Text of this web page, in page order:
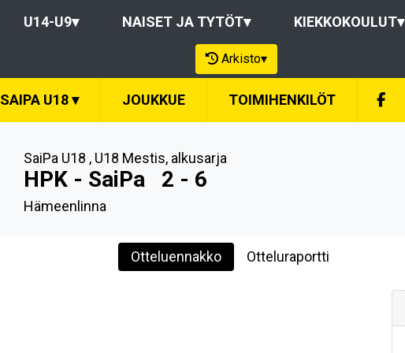
U14-U9▾ NAISET JA TYTÖT▾ KIEKKOKOULUT▾
Arkisto▾
SAIPA U18▾ JOUKKUE TOIMIHENKILÖT
SaiPa U18 , U18 Mestis, alkusarja
HPK - SaiPa 2 - 6
Hämeenlinna
Otteluennakko Otteluraportti